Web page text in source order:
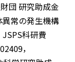
団 研究助成金
異常の発生機構
JSPS科研費
，